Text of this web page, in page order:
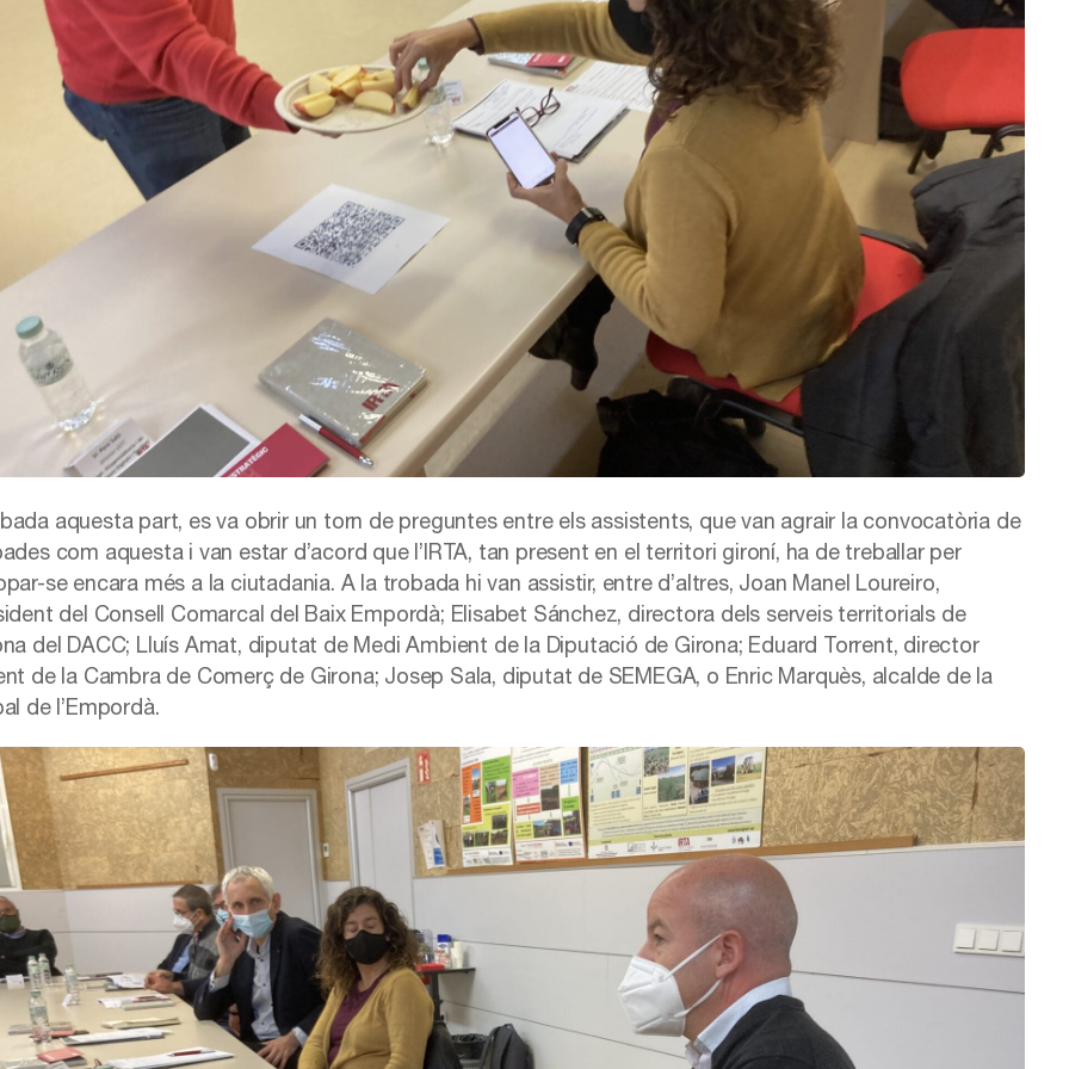
aquesta part, es va obrir un torn de preguntes entre els assistents, que van agrair la convocatòria de
com aquesta i van estar d’acord que l’IRTA, tan present en el territori gironí, ha de treballar per
se encara més a la ciutadania. A la trobada hi van assistir, entre d’altres, Joan Manel Loureiro,
del Consell Comarcal del Baix Empordà; Elisabet Sánchez, directora dels serveis territorials de
del DACC; Lluís Amat, diputat de Medi Ambient de la Diputació de Girona; Eduard Torrent, director
de la Cambra de Comerç de Girona; Josep Sala, diputat de SEMEGA, o Enric Marquès, alcalde de la
de l’Empordà.